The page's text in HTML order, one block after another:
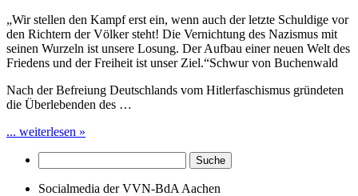
„Wir stellen den Kampf erst ein, wenn auch der letzte Schuldige vor
den Richtern der Völker steht! Die Vernichtung des Nazismus mit
seinen Wurzeln ist unsere Losung. Der Aufbau einer neuen Welt des
Friedens und der Freiheit ist unser Ziel.“Schwur von Buchenwald
Nach der Befreiung Deutschlands vom Hitlerfaschismus gründeten
die Überlebenden des …
... weiterlesen »
Socialmedia der VVN-BdA Aachen